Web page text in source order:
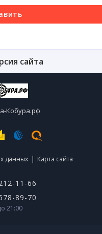
сайта
Кобура.рф
данных | Карта сайта
11-66
89-70
21:00